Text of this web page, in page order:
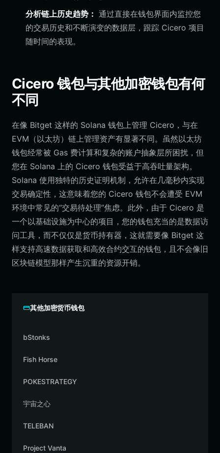
分析链上历史趋势： 通过直接在钱包界面内监控您
的交易历史和不断演变的数据层，跟踪 Cicero 项目
随时间的表现。
Cicero 钱包与其他加密钱包有何
不同
在像 Bitget 这样的 Solana 钱包上管理 Cicero，与在
EVM（以太坊）链上管理资产有显著不同。虽然以太坊
钱包经常被 Gas 费计算和复杂的账户抽象层所困扰，但
您在 Solana 上的 Cicero 钱包受益于高吞吐量架构。
Solana 使用独特的历史证明机制，允许在几毫秒内实现
交易确定性，这意味着您的 Cicero 钱包不会遭受 EVM
环境中常见的“交易待处理”焦虑。此外，由于 Cicero 是
一个以基础设施为中心的项目，您的钱包充当的是数据访
问工具，而不仅仅是货币持有器，这就需要像 Bitget 这
样支持高速数据获取和高效合约交互的钱包，且不会像旧
区块链模型那样产生沉重的资源开销。
其他加密货币钱包
bStonks
Fish Horse
POKESTRATEGY
宇宙之心
TELEBAN
Project Vanta